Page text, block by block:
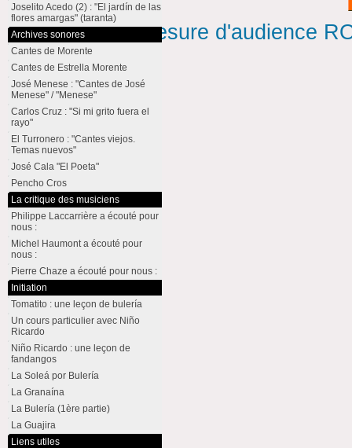
Joselito Acedo (2) : "El jardín de las
flores amargas" (taranta)
Archives sonores
Cantes de Morente
Cantes de Estrella Morente
José Menese : "Cantes de José
Menese" / "Menese"
Carlos Cruz : "Si mi grito fuera el
rayo"
El Turronero : "Cantes viejos.
Temas nuevos"
José Cala "El Poeta"
Pencho Cros
La critique des musiciens
Philippe Laccarrière a écouté pour
nous :
Michel Haumont a écouté pour
nous :
Pierre Chaze a écouté pour nous :
Initiation
Tomatito : une leçon de bulería
Un cours particulier avec Niño
Ricardo
Niño Ricardo : une leçon de
fandangos
La Soleá por Bulería
La Granaína
La Bulería (1ère partie)
La Guajira
Liens utiles
Mesure d'audience